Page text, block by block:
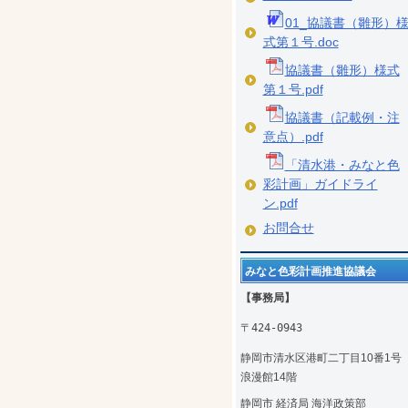
01_協議書（雛形）様
式第１号.doc
協議書（雛形）様式
第１号.pdf
協議書（記載例・注
意点）.pdf
「清水港・みなと色
彩計画」ガイドライ
ン.pdf
お問合せ
みなと色彩計画推進協議会
【事務局】
〒424-0943
静岡市清水区港町二丁目10番1
浪漫館14階
静岡市 経済局 海洋政策部